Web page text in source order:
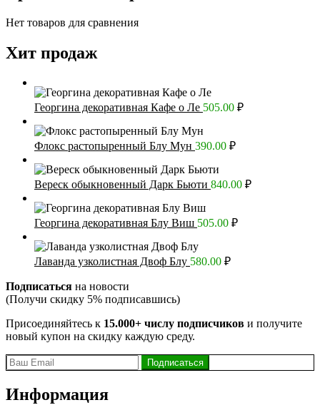
Нет товаров для сравнения
Хит продаж
Георгина декоративная Кафе о Ле 505.00 ₽
Флокс растопыренный Блу Мун 390.00 ₽
Вереск обыкновенный Дарк Бьюти 840.00 ₽
Георгина декоративная Блу Виш 505.00 ₽
Лаванда узколистная Двоф Блу 580.00 ₽
Подписаться на новости
(Получи скидку 5% подписавшись)
Присоединяйтесь к 15.000+ числу подписчиков и получите
новый купон на скидку каждую среду.
Информация